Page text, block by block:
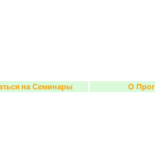
на Семинары О